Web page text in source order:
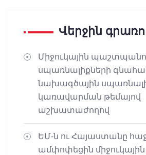
Վերջին
Միջուկային
սպառնալիքների
նախագծային
կառավարման թեմայով
աշխատաժողով
ԵՄ-ն ու Հայաստանը
ամփոփեցին միջուկային